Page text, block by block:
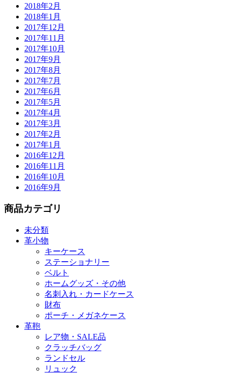
2018年2月
2018年1月
2017年12月
2017年11月
2017年10月
2017年9月
2017年8月
2017年7月
2017年6月
2017年5月
2017年4月
2017年3月
2017年2月
2017年1月
2016年12月
2016年11月
2016年10月
2016年9月
商品カテゴリ
未分類
革小物
キーケース
ステーショナリー
ベルト
ホームグッズ・その他
名刺入れ・カードケース
財布
ポーチ・メガネケース
革鞄
レア物・SALE品
クラッチバッグ
ランドセル
リュック